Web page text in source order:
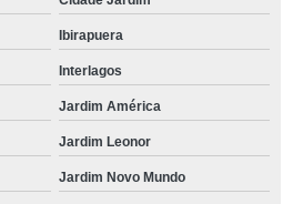
Ibirapuera
Interlagos
Jardim América
Jardim Leonor
Jardim Novo Mundo